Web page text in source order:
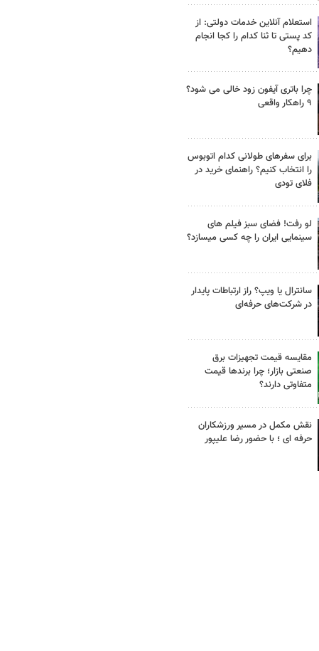
استعلام آنلاین خدمات دولتی: از
کد پستی تا ثنا کدام را کجا انجام
دهیم؟
چرا باتری آیفون زود خالی می شود؟
۹ راهکار واقعی
برای سفرهای طولانی کدام اتوبوس
را انتخاب کنیم؟ راهنمای خرید در
فلای تودی
لو رفت! فضای سبز فیلم های
سینمایی ایران را چه کسی میسازد؟
سانترال یا ویپ؟ راز ارتباطات پایدار
در شرکت‌های حرفه‌ای
مقایسه قیمت تجهیزات برق
صنعتی بازار؛ چرا برندها قیمت
متفاوتی دارند؟
نقش مکمل در مسیر ورزشکاران
حرفه ای ؛ با حضور رضا علیپور